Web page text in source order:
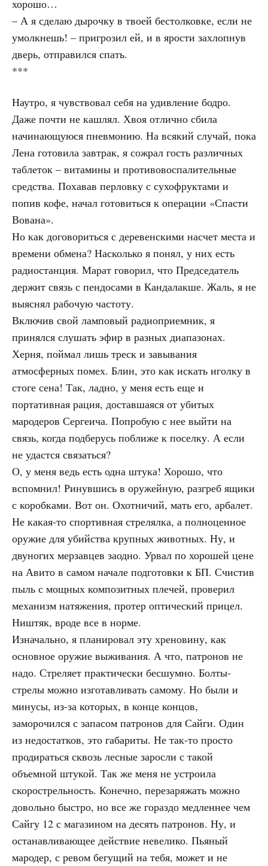
хорошо…
– А я сделаю дырочку в твоей бестолковке, если не
умолкнешь! – пригрозил ей, и в ярости захлопнув
дверь, отправился спать.
***
Наутро, я чувствовал себя на удивление бодро.
Даже почти не кашлял. Хвоя отлично сбила
начинающуюся пневмонию. На всякий случай, пока
Лена готовила завтрак, я сожрал гость различных
таблеток – витамины и противовоспалительные
средства. Похавав перловку с сухофруктами и
попив кофе, начал готовиться к операции «Спасти
Вована».
Но как договориться с деревенскими насчет места и
времени обмена? Насколько я понял, у них есть
радиостанция. Марат говорил, что Председатель
держит связь с пендосами в Кандалакше. Жаль, я не
выяснял рабочую частоту.
Включив свой ламповый радиоприемник, я
принялся слушать эфир в разных диапазонах.
Херня, поймал лишь треск и завывания
атмосферных помех. Блин, это как искать иголку в
стоге сена! Так, ладно, у меня есть еще и
портативная рация, доставшаяся от убитых
мародеров Сергеича. Попробую с нее выйти на
связь, когда подберусь поближе к поселку. А если
не удастся связаться?
О, у меня ведь есть одна штука! Хорошо, что
вспомнил! Ринувшись в оружейную, разгреб ящики
с коробками. Вот он. Охотничий, мать его, арбалет.
Не какая-то спортивная стрелялка, а полноценное
оружие для убийства крупных животных. Ну, и
двуногих мерзавцев заодно. Урвал по хорошей цене
на Авито в самом начале подготовки к БП. Счистив
пыль с мощных композитных плечей, проверил
механизм натяжения, протер оптический прицел.
Ништяк, вроде все в норме.
Изначально, я планировал эту хреновину, как
основное оружие выживания. А что, патронов не
надо. Стреляет практически бесшумно. Болты-
стрелы можно изготавливать самому. Но были и
минусы, из-за которых, в конце концов,
заморочился с запасом патронов для Сайги. Один
из недостатков, это габариты. Не так-то просто
продираться сквозь лесные заросли с такой
объемной штукой. Так же меня не устроила
скорострельность. Конечно, перезаряжать можно
довольно быстро, но все же гораздо медленнее чем
Сайгу 12 с магазином на десять патронов. Ну, и
останавливающее действие невелико. Пьяный
мародер, с ревом бегущий на тебя, может и не